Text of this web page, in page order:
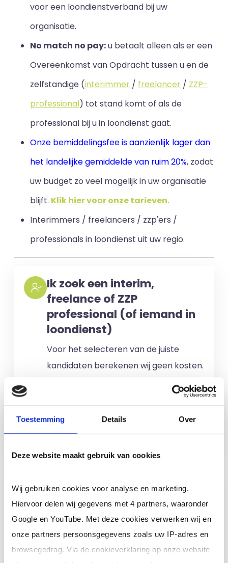
Toestemming Details Over
Deze website maakt gebruik van cookies
Wij gebruiken cookies voor analyse en marketing.
Hiervoor delen wij gegevens met 4 partners, waaronder
Google en YouTube. Met deze cookies verwerken wij en
onze partners persoonsgegevens zoals uw IP-adres en
browsegedrag. Via de cookieverklaring op onze website
voor een loondienstverband bij uw
organisatie.
No match no pay:u betaalt alleen als er een
Overeenkomst van Opdracht tussen u en de
zelfstandige (interimmer / freelancer / ZZP-
professional) tot stand komt of als de
professional bij u in loondienst gaat.
Onze bemiddelingsfee is aanzienlijk lager dan
het landelijke gemiddelde van ruim 20%, zodat
uw budget zo veel mogelijk in uw organisatie
blijft. Klik hier voor onze tarieven.
Interimmers / freelancers / zzp'ers /
professionals in loondienst uit uw regio.
Ik zoek een interim,
freelance of ZZP
professional (of iemand in
loondienst)
Voor het selecteren van de juiste
kandidaten berekenen wij geen kosten.
alleen gemaakt als een professional
voor u aan de slag gaat.
Ik ben een interim,
freelance of ZZP
professional (of ik wil in
loondienst)
Je schrijft je in door jouw cv te